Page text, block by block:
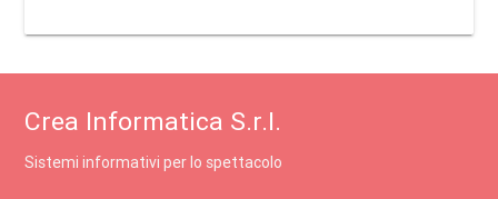
Crea Informatica S.r.l.
Sistemi informativi per lo spettacolo